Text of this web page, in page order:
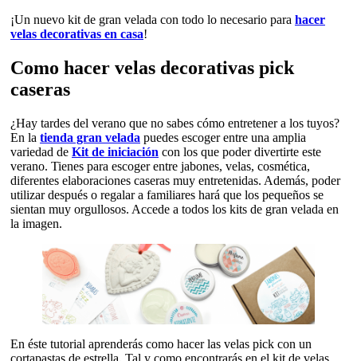
¡Un nuevo kit de gran velada con todo lo necesario para hacer
velas decorativas en casa!
Como hacer velas decorativas pick
caseras
¿Hay tardes del verano que no sabes cómo entretener a los tuyos?
En la tienda gran velada puedes escoger entre una amplia
variedad de Kit de iniciación con los que poder divertirte este
verano. Tienes para escoger entre jabones, velas, cosmética,
diferentes elaboraciones caseras muy entretenidas. Además, poder
utilizar después o regalar a familiares hará que los pequeños se
sientan muy orgullosos. Accede a todos los kits de gran velada en
la imagen.
En éste tutorial aprenderás como hacer las velas pick con un
cortapastas de estrella. Tal y como encontrarás en el kit de velas